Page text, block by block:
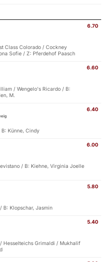
6.70
Class Colorado / Cockney
Sofie / Z: Pferdehof Paasch
6.60
/ Wengelo's Ricardo / B:
M.
6.40
Künne, Cindy
6.00
/ B: Kiehne, Virginia Joelle
5.80
B: Klopschar, Jasmin
5.40
Hesselteichs Grimaldi / Mukhalif